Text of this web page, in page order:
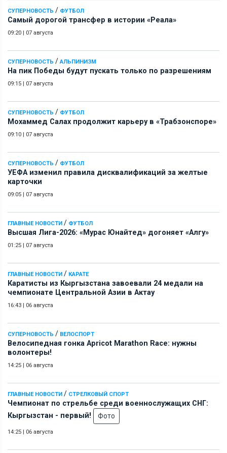
СУПЕРНОВОСТЬ / ФУТБОЛ
Самый дорогой трансфер в истории «Реала»
09:20 | 07 августа
СУПЕРНОВОСТЬ / АЛЬПИНИЗМ
На пик Победы будут пускать только по разрешениям
09:15 | 07 августа
СУПЕРНОВОСТЬ / ФУТБОЛ
Мохаммед Салах продолжит карьеру в «Трабзонспоре»
09:10 | 07 августа
СУПЕРНОВОСТЬ / ФУТБОЛ
УЕФА изменил правила дисквалификаций за желтые
карточки
09:05 | 07 августа
ГЛАВНЫЕ НОВОСТИ / ФУТБОЛ
Высшая Лига-2026: «Мурас Юнайтед» догоняет «Алгу»
01:25 | 07 августа
ГЛАВНЫЕ НОВОСТИ / КАРАТЕ
Каратисты из Кыргызстана завоевали 24 медали на
чемпионате Центральной Азии в Актау
16:43 | 06 августа
СУПЕРНОВОСТЬ / ВЕЛОСПОРТ
Велосипедная гонка Apricot Marathon Race: нужны
волонтеры!
14:25 | 06 августа
ГЛАВНЫЕ НОВОСТИ / СТРЕЛКОВЫЙ СПОРТ
Чемпионат по стрельбе среди военнослужащих СНГ:
Кыргызстан - первый!
Фото
14:25 | 06 августа